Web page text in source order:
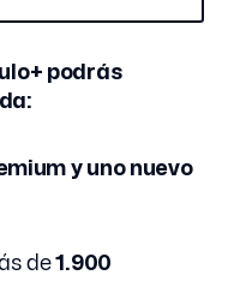
podrás
y uno nuevo
de1.900